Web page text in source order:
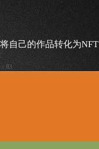
自己的作品转化为NFT
83